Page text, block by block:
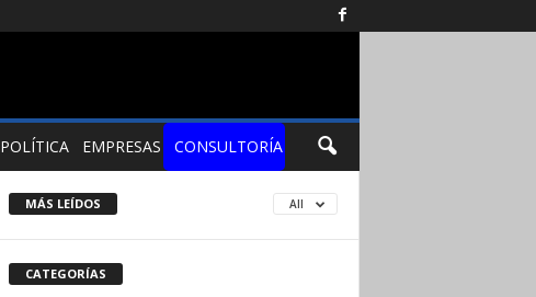
POLÍTICA EMPRESAS CONSULTORÍA
MÁS LEÍDOS All
CATEGORÍAS